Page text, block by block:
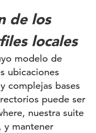
de los
locales
modelo de
ubicaciones
complejas bases
puede ser
nuestra suite
y mantener